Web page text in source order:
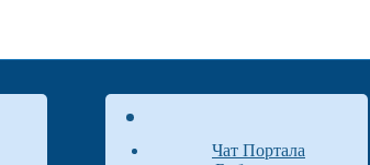
Чат Портала